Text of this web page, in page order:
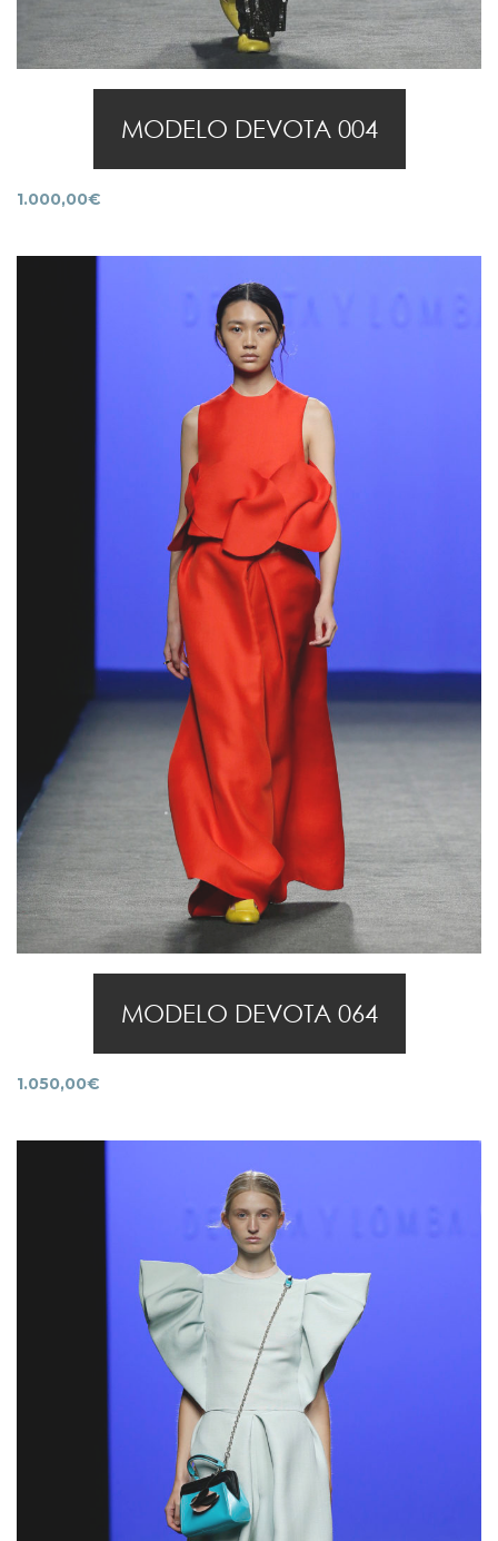
MODELO DEVOTA 004
1.000,00€
MODELO DEVOTA 064
1.050,00€